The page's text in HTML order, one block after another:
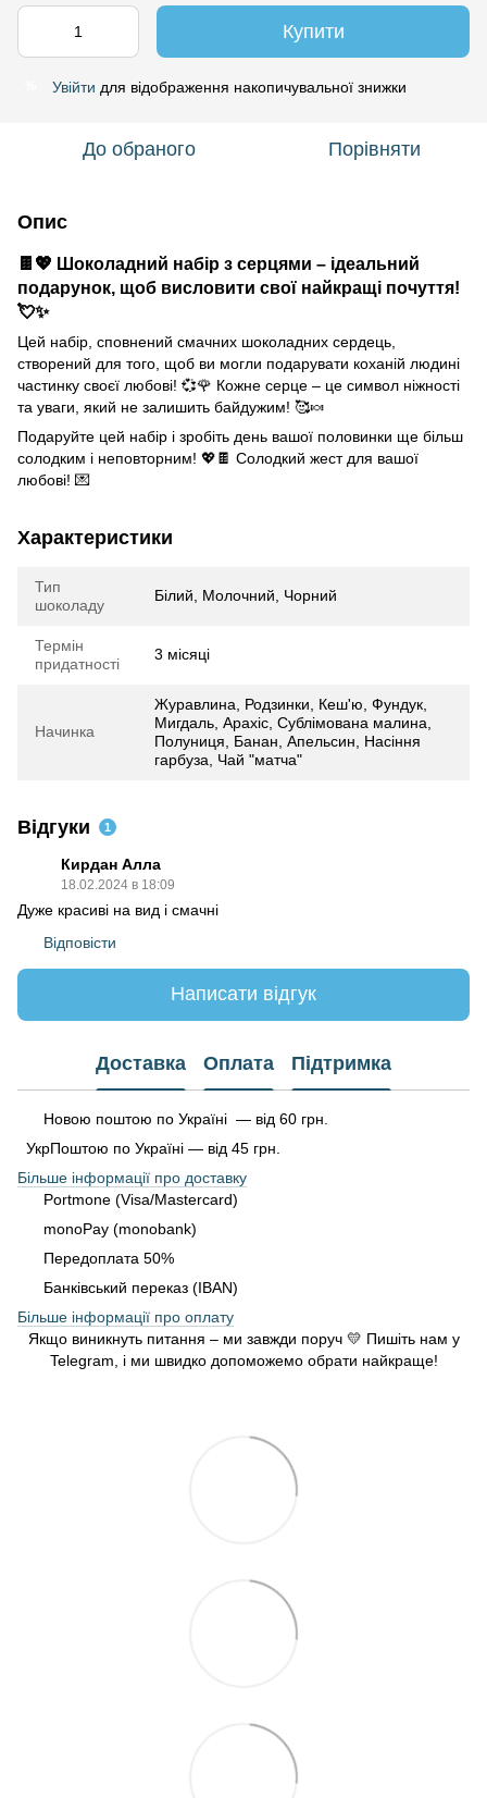
Купити
Увійти для відображення накопичувальної знижки
До обраного Порівняти
Опис
🍫💖 Шоколадний набір з серцями – ідеальний
подарунок, щоб висловити свої найкращі почуття!
💘✨
Цей набір, сповнений смачних шоколадних сердець,
створений для того, щоб ви могли подарувати коханій людині
частинку своєї любові! 💞🌹 Кожне серце – це символ ніжності
та уваги, який не залишить байдужим! 🥰🍬
Подаруйте цей набір і зробіть день вашої половинки ще більш
солодким і неповторним! 💖🍫 Солодкий жест для вашої
любові! 💌
Характеристики
Тип
шоколаду
Білий, Молочний, Чорний
Термін
придатності
3 місяці
Начинка
Журавлина, Родзинки, Кеш'ю, Фундук,
Мигдаль, Арахіс, Сублімована малина,
Полуниця, Банан, Апельсин, Насіння
гарбуза, Чай "матча"
Відгуки 1
Кирдан Алла
18.02.2024 в 18:09
Дуже красиві на вид і смачні
Відповісти
Написати відгук
Доставка Оплата Підтримка
Новою поштою по Україні — від 60 грн.
УкрПоштою по Україні — від 45 грн.
Більше інформації про доставку
Portmone (Visa/Mastercard)
monoPay (monobank)
Передоплата 50%
Банківський переказ (IBAN)
Більше інформації про оплату
Якщо виникнуть питання – ми завжди поруч 💛 Пишіть нам у
Telegram, і ми швидко допоможемо обрати найкраще!